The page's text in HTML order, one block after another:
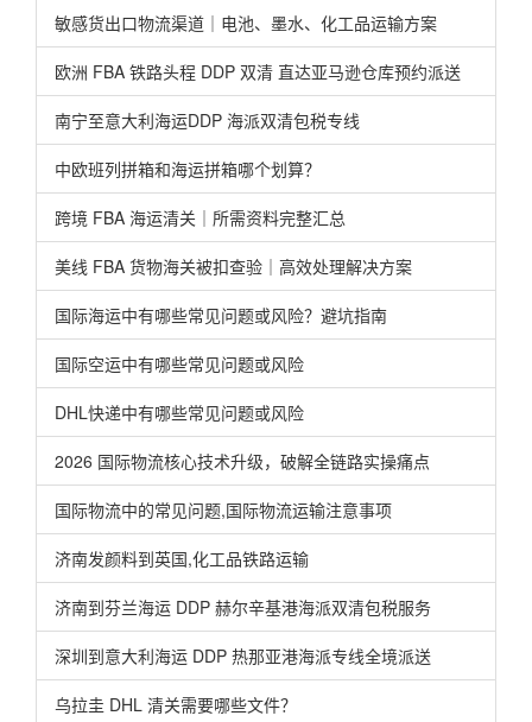
敏感货出口物流渠道｜电池、墨水、化工品运输方案
欧洲 FBA 铁路头程 DDP 双清 直达亚马逊仓库预约派送
南宁至意大利海运DDP 海派双清包税专线
中欧班列拼箱和海运拼箱哪个划算？
跨境 FBA 海运清关｜所需资料完整汇总
美线 FBA 货物海关被扣查验｜高效处理解决方案
国际海运中有哪些常见问题或风险？避坑指南
国际空运中有哪些常见问题或风险
DHL快递中有哪些常见问题或风险
2026 国际物流核心技术升级，破解全链路实操痛点
国际物流中的常见问题,国际物流运输注意事项
济南发颜料到英国,化工品铁路运输
济南到芬兰海运 DDP 赫尔辛基港海派双清包税服务
深圳到意大利海运 DDP 热那亚港海派专线全境派送
乌拉圭 DHL 清关需要哪些文件？